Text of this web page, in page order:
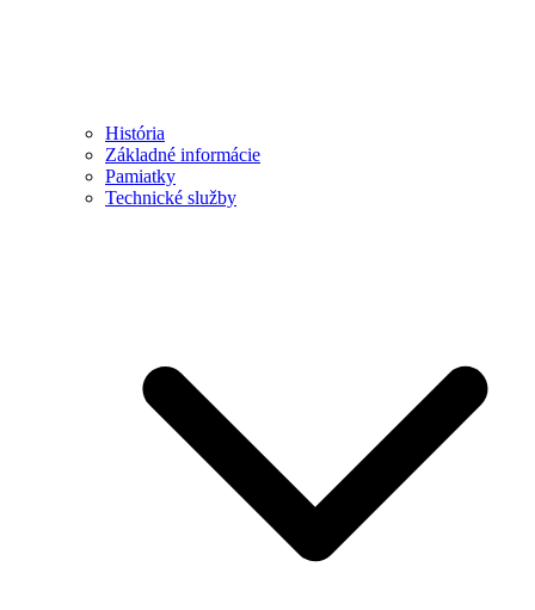
História
Základné informácie
Pamiatky
Technické služby